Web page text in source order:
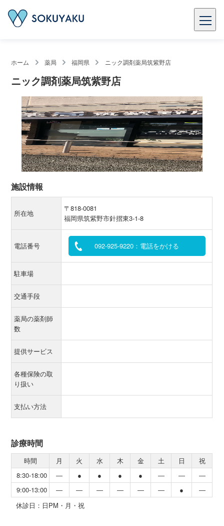
ホーム 薬局 福岡県 ニック調剤薬局筑紫野店
ニック調剤薬局筑紫野店
施設情報
所在地
〒818-0081
福岡県筑紫野市針摺東3-1-8
電話番号 092-925-9220：電話をかける
駐車場
交通手段
薬局の薬剤師
数
提供サービス
各種保険の取
り扱い
支払い方法
診療時間
時間 月 火 水 木 金 土 日
祝
8:30-18:00
― ● ● ● ● ― ―
―
9:00-13:00
― ― ― ― ― ― ●
―
休診日：日PM・月・祝